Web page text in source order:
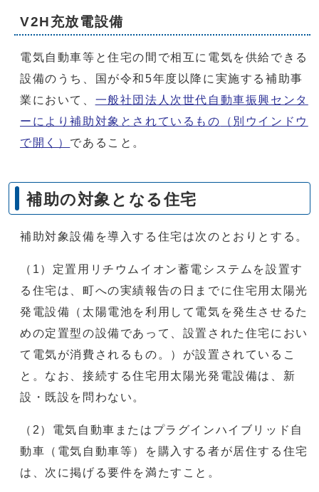
V2H充放電設備
電気自動車等と住宅の間で相互に電気を供給できる
設備のうち、国が令和5年度以降に実施する補助事
業において、 一般社団法人次世代自動車振興センタ
ーにより補助対象とされているもの （別ウインドウ
で開く） であること。
補助の対象となる住宅
補助対象設備を導入する住宅は次のとおりとする。
（1）定置用リチウムイオン蓄電システムを設置す
る住宅は、町への実績報告の日までに住宅用太陽光
発電設備（太陽電池を利用して電気を発生させるた
めの定置型の設備であって、設置された住宅におい
て電気が消費されるもの。）が設置されているこ
と。なお、接続する住宅用太陽光発電設備は、新
設・既設を問わない。
（2）電気自動車またはプラグインハイブリッド自
動車（電気自動車等）を購入する者が居住する住宅
は、次に掲げる要件を満たすこと。